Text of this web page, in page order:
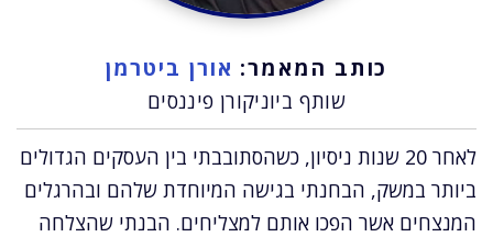
כותב המאמר: אורן ביטרמן
שותף ביוניקורן פיננסים
לאחר 20 שנות ניסיון, כשהסתובבתי בין העסקים הגדולים
ביותר במשק, הבחנתי בגישה המיוחדת שלהם ובהרגלים
המנצחים אשר הפכו אותם למצליחים. הבנתי שהצלחה